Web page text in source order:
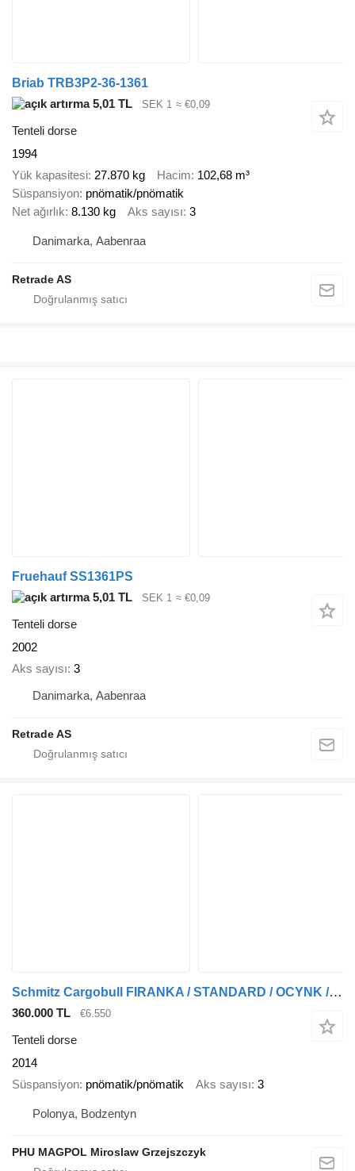
Briab TRB3P2-36-1361
5,01 TL
SEK 1 ≈ €0,09
Tenteli dorse
1994
Yük kapasitesi 27.870 kg Hacim 102,68 m³
Süspansiyon pnömatik/pnömatik
Net ağırlık 8.130 kg Aks sayısı 3
Danimarka, Aabenraa
Retrade AS
Fruehauf SS1361PS
5,01 TL
SEK 1 ≈ €0,09
Tenteli dorse
2002
Aks sayısı 3
Danimarka, Aabenraa
Retrade AS
Schmitz Cargobull FIRANKA / STANDARD / OCYNK / OSIE SCHMITZ
360.000 TL €6.550
Tenteli dorse
2014
Süspansiyon pnömatik/pnömatik Aks sayısı 3
Polonya, Bodzentyn
PHU MAGPOL Miroslaw Grzejszczyk